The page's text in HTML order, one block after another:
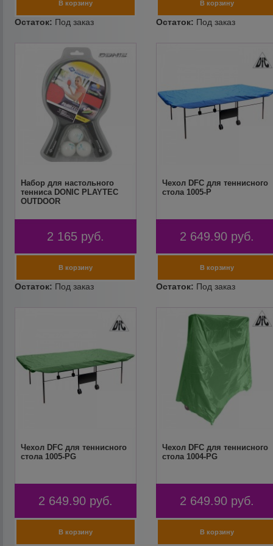
Набор для настольного
тенниса DONIC PLAYTEC
OUTDOOR
2 165 руб.
Чехол DFC для теннисного
стола 1005-P
2 649.90 руб.
Чехол DFC для теннисного
стола 1005-PG
2 649.90 руб.
Чехол DFC для теннисного
стола 1004-PG
2 649.90 руб.